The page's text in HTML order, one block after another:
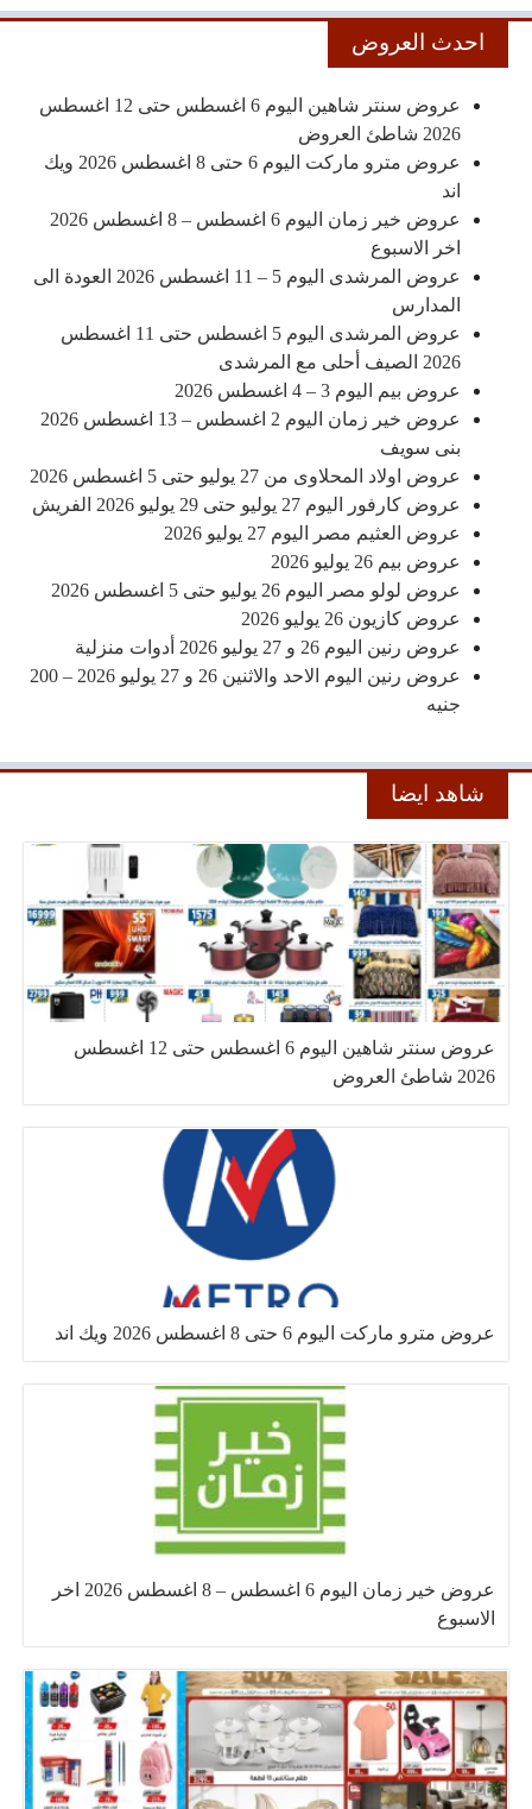
احدث العروض
عروض سنتر شاهين اليوم 6 اغسطس حتى 12 اغسطس
2026 شاطئ العروض
عروض مترو ماركت اليوم 6 حتى 8 اغسطس 2026 ويك
اند
عروض خير زمان اليوم 6 اغسطس – 8 اغسطس 2026
اخر الاسبوع
عروض المرشدى اليوم 5 – 11 اغسطس 2026 العودة الى
المدارس
عروض المرشدى اليوم 5 اغسطس حتى 11 اغسطس
2026 الصيف أحلى مع المرشدى
عروض بيم اليوم 3 – 4 اغسطس 2026
عروض خير زمان اليوم 2 اغسطس – 13 اغسطس 2026
بنى سويف
عروض اولاد المحلاوى من 27 يوليو حتى 5 اغسطس 2026
عروض كارفور اليوم 27 يوليو حتى 29 يوليو 2026 الفريش
عروض العثيم مصر اليوم 27 يوليو 2026
عروض بيم 26 يوليو 2026
عروض لولو مصر اليوم 26 يوليو حتى 5 اغسطس 2026
عروض كازيون 26 يوليو 2026
عروض رنين اليوم 26 و 27 يوليو 2026 أدوات منزلية
عروض رنين اليوم الاحد والاثنين 26 و 27 يوليو 2026 – 200
جنيه
شاهد ايضا
عروض سنتر شاهين اليوم 6 اغسطس حتى 12 اغسطس
2026 شاطئ العروض
عروض مترو ماركت اليوم 6 حتى 8 اغسطس 2026 ويك اند
عروض خير زمان اليوم 6 اغسطس – 8 اغسطس 2026 اخر
الاسبوع